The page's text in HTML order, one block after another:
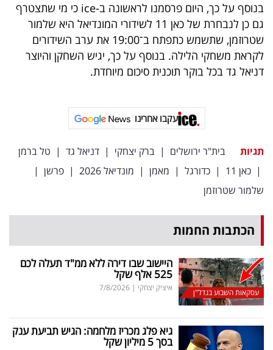
מייל
אדום
אחרינו:
בנוסף על כך, היום פרסמנו לראשונה ב-ice כי מי שתצטרף
גם כן לנבחרת של כאן 11 לשידורי המונדיאל היא שלמור
שטרוזמן, שתשמש כתפתח ב־19:00 את ערב השידורים
לקראת משחקי הלילה. בנוסף על כך, יגיש השחקן והיוצר
דניאל גד בכל בוקר תוכנית סיכום מיוחדת.
עקבו אחרינו
תגיות בית"ר ירושלים | ברק יצחקי | דניאל גד | טל ברמן
| כאן 11 | כדורגל | מאמן | מונדיאל 2026 | פרשן |
שלמור שטרוזמן
הכתבות החמות
עסקאות השבוע בנדל"ן
היישוב שבו דירה ללא ממ"ד תעלה לכם
525 אלף שקל
איציק יצחקי |
7/8/2026
גיא פלג מכריז מלחמה: הגיש תביעת ענק
בסך 5 מיליון שקל